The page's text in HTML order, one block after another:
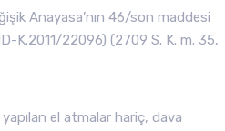
Anayasa’nın 46/son maddesi
K.2011/22096) (2709 S. K. m. 35,
yapılan el atmalar hariç, dava